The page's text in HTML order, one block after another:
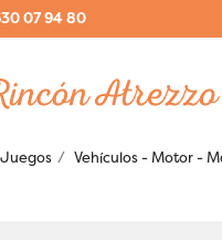
07 94 80
Vehículos - Motor -